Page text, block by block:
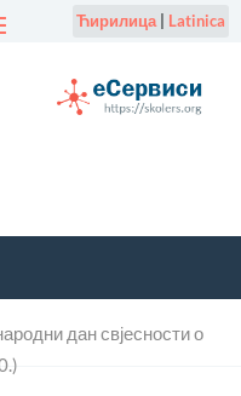
Ћирилица| Latinica
дан свјесности о